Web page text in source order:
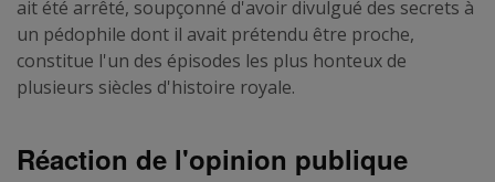
ait été arrêté, soupçonné d'avoir divulgué des secrets à
un pédophile dont il avait prétendu être proche,
constitue l'un des épisodes les plus honteux de
plusieurs siècles d'histoire royale.
Réaction de l'opinion publique